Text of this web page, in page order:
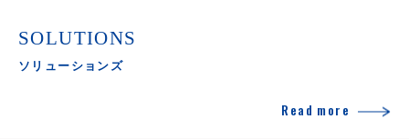
SOLUTIONS
ソリューションズ
Read more